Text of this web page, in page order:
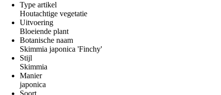
Type artikel
Houtachtige vegetatie
Uitvoering
Bloeiende plant
Botanische naam
Skimmia japonica 'Finchy'
Stijl
Skimmia
Manier
japonica
Soort